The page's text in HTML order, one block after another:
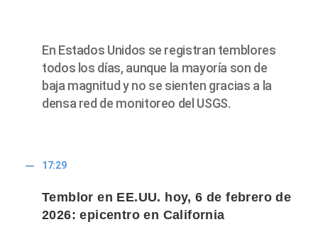
En Estados Unidos se registran temblores
todos los días, aunque la mayoría son de
baja magnitud y no se sienten gracias a la
densa red de monitoreo del USGS.
17:29
Temblor en EE.UU. hoy, 6 de febrero de
2026: epicentro en California